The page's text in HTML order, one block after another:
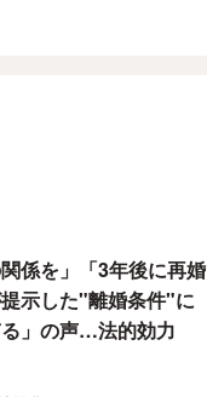
関係を」「3年後に再婚
示した"離婚条件"に
る」の声…法的効力